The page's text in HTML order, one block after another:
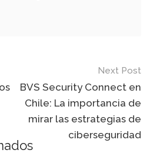
Next Post
BVS Security Connect en
Chile: La importancia de
mirar las estrategias de
ciberseguridad